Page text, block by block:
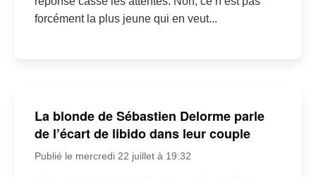
forcément la plus jeune qui en veut...
La blonde de Sébastien Delorme parle
de l’écart de libido dans leur couple
Publié le mercredi 22 juillet à 19:32